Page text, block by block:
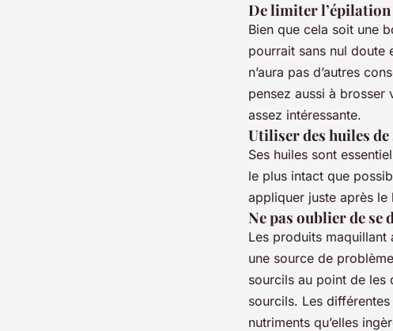
De limiter
Bien que cela soit une
pourrait sans nul doute
n’aura pas d’autres
pensez aussi à
assez intéressante.
Utiliser des huiles de
Ses huiles sont
le plus intact que
appliquer juste après
Ne pas oublier de se
Les produits maquillant
une source de
sourcils au point de
sourcils. Les
nutriments qu’elles